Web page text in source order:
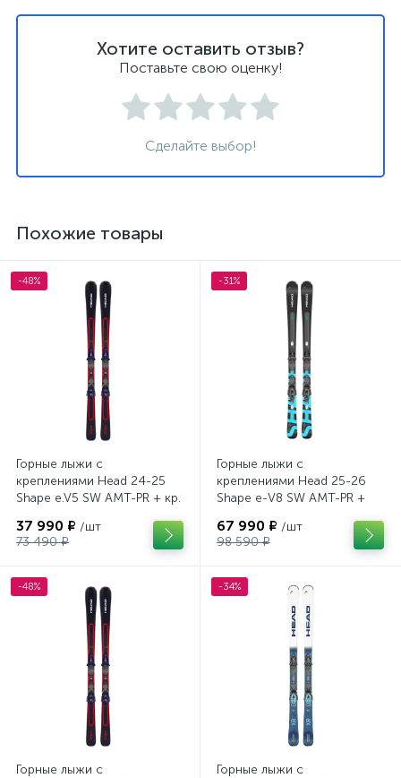
Хотите оставить отзыв?
Поставьте свою оценку!
Сделайте выбор!
Похожие товары
-48%
Горные лыжи с
креплениями Head 24-25
Shape e.V5 SW AMT-PR + кр.
37 990 ₽ /шт
73 490 ₽
-31%
Горные лыжи с
креплениями Head 25-26
Shape e-V8 SW AMT-PR +
67 990 ₽ /шт
98 590 ₽
-48%
Горные лыжи с
-34%
Горные лыжи с